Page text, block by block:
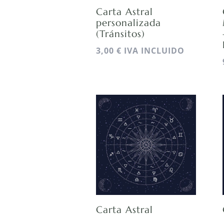
Carta Astral
personalizada
(Tránsitos)
3,00 € IVA INCLUIDO
Carta Astral